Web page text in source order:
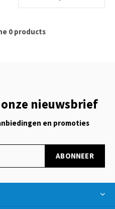
0 products
nieuwsbrief
en promoties
ABONNEER